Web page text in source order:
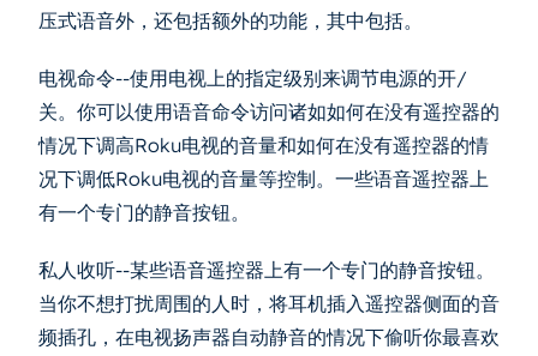
压式语音外，还包括额外的功能，其中包括。
电视命令--使用电视上的指定级别来调节电源的开/
关。你可以使用语音命令访问诸如如何在没有遥控器的
情况下调高Roku电视的音量和如何在没有遥控器的情
况下调低Roku电视的音量等控制。一些语音遥控器上
有一个专门的静音按钮。
私人收听--某些语音遥控器上有一个专门的静音按钮。
当你不想打扰周围的人时，将耳机插入遥控器侧面的音
频插孔，在电视扬声器自动静音的情况下偷听你最喜欢